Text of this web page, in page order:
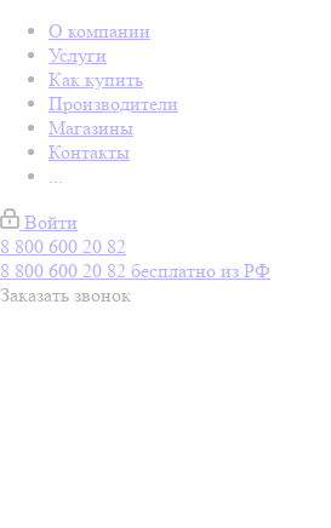
О компании
Услуги
Как купить
Производители
Магазины
Контакты
...
Войти
8 800 600 20 82
8 800 600 20 82 бесплатно из РФ
Заказать звонок